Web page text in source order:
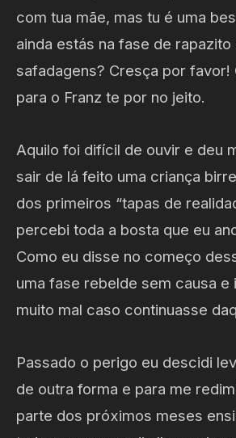
com tua mãe, mas tu é uma
ainda estás na fase de rapazito
safadagens? Cresça por favor!
para o Franz te por no jeito.
Aquilo foi difícil de ouvir e deu
sair de lá feito uma criança
dos primeiros “tapas de
percebi toda a bosta que eu
Como eu disse no começo
uma fase rebelde sem causa e
muito mal caso continuasse
Passado o perigo eu descidi
de outra forma e para me
parte dos próximos meses